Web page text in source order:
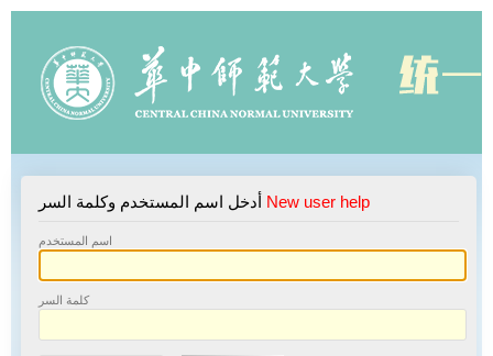
أدخل اسم المستخدم وكلمة السر New user help
اسم المستخدم
كلمة السر